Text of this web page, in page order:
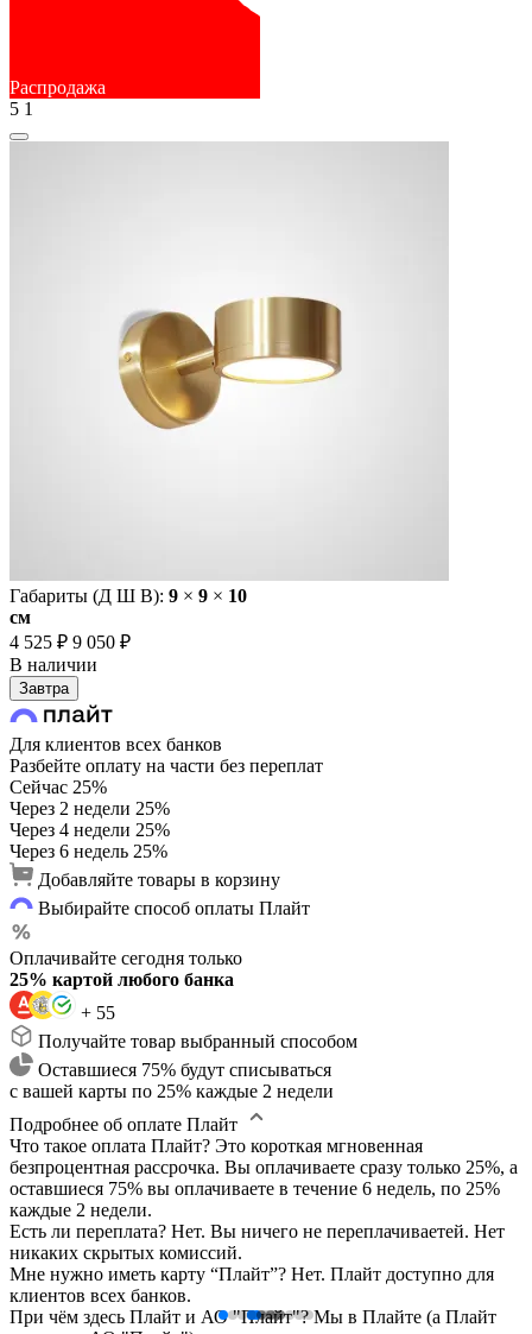
Распродажа
5 1
Габариты (Д Ш В): 9 × 9 × 10
cм
4 525 ₽ 9 050 ₽
В наличии
Завтра
Для клиентов всех банков
Разбейте оплату на части без переплат
Сейчас 25%
Через 2 недели 25%
Через 4 недели 25%
Через 6 недель 25%
Добавляйте товары в корзину
Выбирайте способ оплаты Плайт
Оплачивайте сегодня только
25% картой любого банка
+ 55
Получайте товар выбранный способом
Оставшиеся 75% будут списываться
с вашей карты по 25% каждые 2 недели
Подробнее об оплате Плайт
Что такое оплата Плайт? Это короткая мгновенная
безпроцентная рассрочка. Вы оплачиваете сразу только 25%, а
оставшиеся 75% вы оплачиваете в течение 6 недель, по 25%
каждые 2 недели.
Есть ли переплата? Нет. Вы ничего не переплачиваетей. Нет
никаких скрытых комиссий.
Мне нужно иметь карту “Плайт”? Нет. Плайт доступно для
клиентов всех банков.
При чём здесь Плайт и АО "Плайт"?Мы в Плайте (а Плайт